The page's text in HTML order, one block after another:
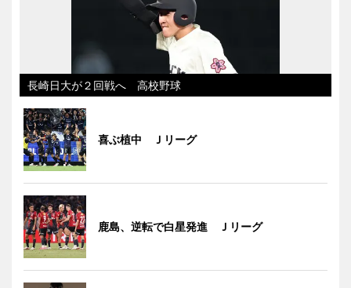
長崎日大が２回戦へ 高校野球
喜ぶ植中 Ｊリーグ
鹿島、逆転で白星発進 Ｊリーグ